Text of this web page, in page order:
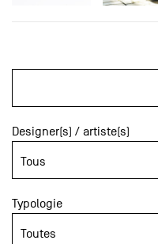
Designer(s) / artiste(s)
Typologie